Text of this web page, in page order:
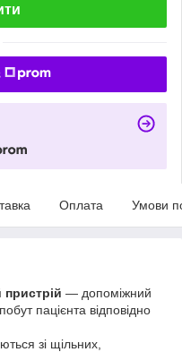
Оплата Умови
пристрій — допоміжний
пацієнта відповідно
зі щільних,